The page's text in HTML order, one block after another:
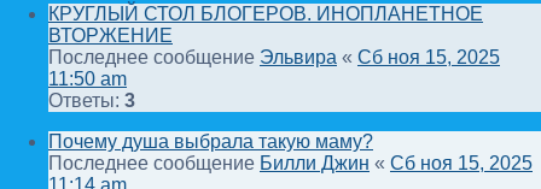
КРУГЛЫЙ СТОЛ БЛОГЕРОВ. ИНОПЛАНЕТНОЕ
ВТОРЖЕНИЕ
Последнее сообщение Эльвира « Сб ноя 15, 2025
11:50 am
Ответы: 3
Почему душа выбрала такую маму?
Последнее сообщение Билли Джин « Сб ноя 15, 2025
11:14 am